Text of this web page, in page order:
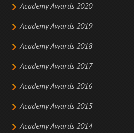
Academy Awards 2020
Academy Awards 2019
Academy Awards 2018
Academy Awards 2017
Academy Awards 2016
Academy Awards 2015
Academy Awards 2014